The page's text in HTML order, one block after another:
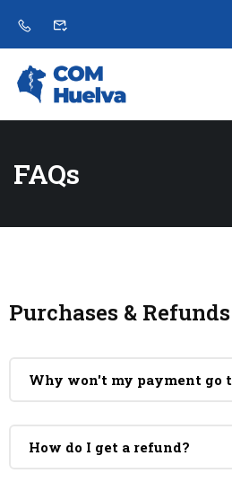
FAQs
Purchases & Refunds
Why won't my payment go
How do I get a refund?